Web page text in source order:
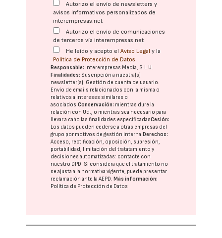
Autorizo el envío de newsletters y
avisos informativos personalizados de
interempresas.net
Autorizo el envío de comunicaciones
de terceros vía interempresas.net
He leído y acepto elAviso Legal y la
Política de Protección de Datos
Responsable: Interempresas Media, S.L.U.
Finalidades: Suscripción a nuestra(s)
newsletter(s). Gestión de cuenta de usuario.
Envío de emails relacionados con la misma o
relativos a intereses similares o
asociados.Conservación: mientras dure la
relación con Ud., o mientras sea necesario para
llevar a cabo las finalidades especificadasCesión:
Los datos pueden cederse a otras empresas del
grupo por motivos de gestión interna. Derechos:
Acceso, rectificación, oposición, supresión,
portabilidad, limitación del tratatamiento y
decisiones automatizadas: contacte con
nuestro DPD. Si considera que el tratamiento no
se ajusta a la normativa vigente, puede presentar
reclamación ante laAEPD. Más información:
Política de Protección de Datos